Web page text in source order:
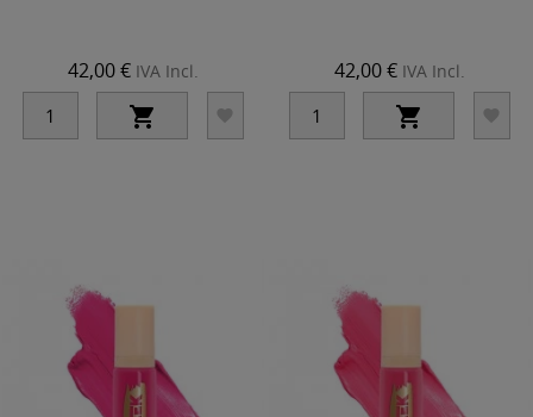
42,00 € IVA Incl.
 
42,00 € IVA Incl.
 